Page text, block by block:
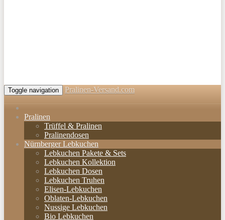
Toggle navigation Pralinen-Versand.com
Pralinen
Trüffel & Pralinen
Pralinendosen
Nürnberger Lebkuchen
Lebkuchen Pakete & Sets
Lebkuchen Kollektion
Lebkuchen Dosen
Lebkuchen Truhen
Elisen-Lebkuchen
Oblaten-Lebkuchen
Nussige Lebkuchen
Bio Lebkuchen